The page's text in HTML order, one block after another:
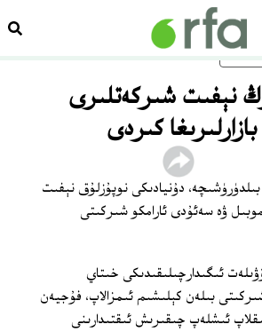
نېفىت شىركەتلىرى
كىردى
دۇنيادىكى نوپۇزلۇق نېفىت
ۋە سەئۇدى ئارامكو شىركىتى
ئىگىدارچىلىقىدىكى خىتاي
بىلەن كېلىشىم ئىمزالاپ، فۇجيەن
ئىشلەپ چىقىرىش ئىقتىدارىنى